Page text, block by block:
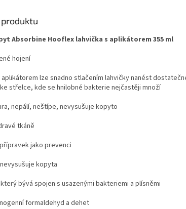
Absorbine Hooflex lahvička s aplikátorem 355 ml
hojení
aplikátorem lze snadno stlačením lahvičky nanést
střelce, kde se hnilobné bakterie nejčastěji množí
nepálí, neštípe, nevysušuje kopyto
tkáně
jako prevenci
kopyta
bývá spojen s usazenými bakteriemi a plísněmi
formaldehyd a dehet